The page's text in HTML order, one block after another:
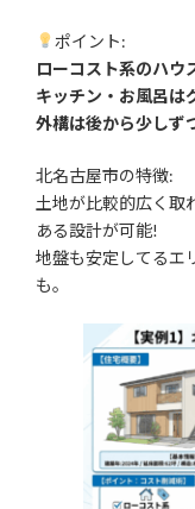
ポイント:
ローコスト系のハウ
キッチン・お風呂は
外構は後から少しず
北名古屋市の特徴:
土地が比較的広く取
ある設計が可能!
地盤も安定してるエ
も。